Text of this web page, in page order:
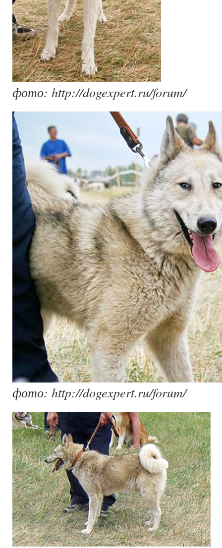
фото: http://dogexpert.ru/forum/
фото: http://dogexpert.ru/forum/